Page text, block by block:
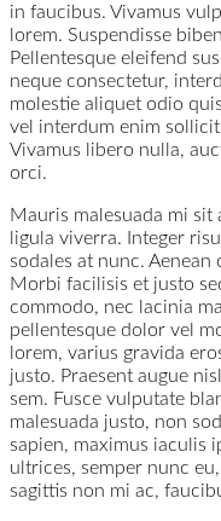
in faucibus. Vivamus
lorem. Suspendisse
Pellentesque eleifend
neque consectetur,
molestie aliquet odio
vel interdum enim
Vivamus libero nulla,
orci.
Mauris malesuada mi
ligula viverra. Integer
sodales at nunc.
Morbi facilisis et justo
commodo, nec lacinia
pellentesque dolor vel
lorem, varius gravida
justo. Praesent augue
sem. Fusce vulputate
malesuada justo, non
sapien, maximus iaculis
ultrices, semper nunc
sagittis non mi ac,